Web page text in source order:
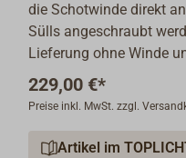
die Schotwinde direkt
Sülls angeschraubt
Lieferung ohne Winde
229,00 €*
Preise inkl. MwSt. zzgl.
Artikel im